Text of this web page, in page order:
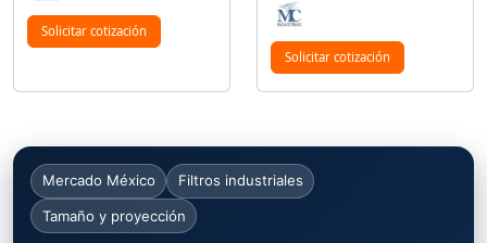
Solicitar cotización
Solicitar cotización
Mercado México Filtros industriales
Tamaño y proyección